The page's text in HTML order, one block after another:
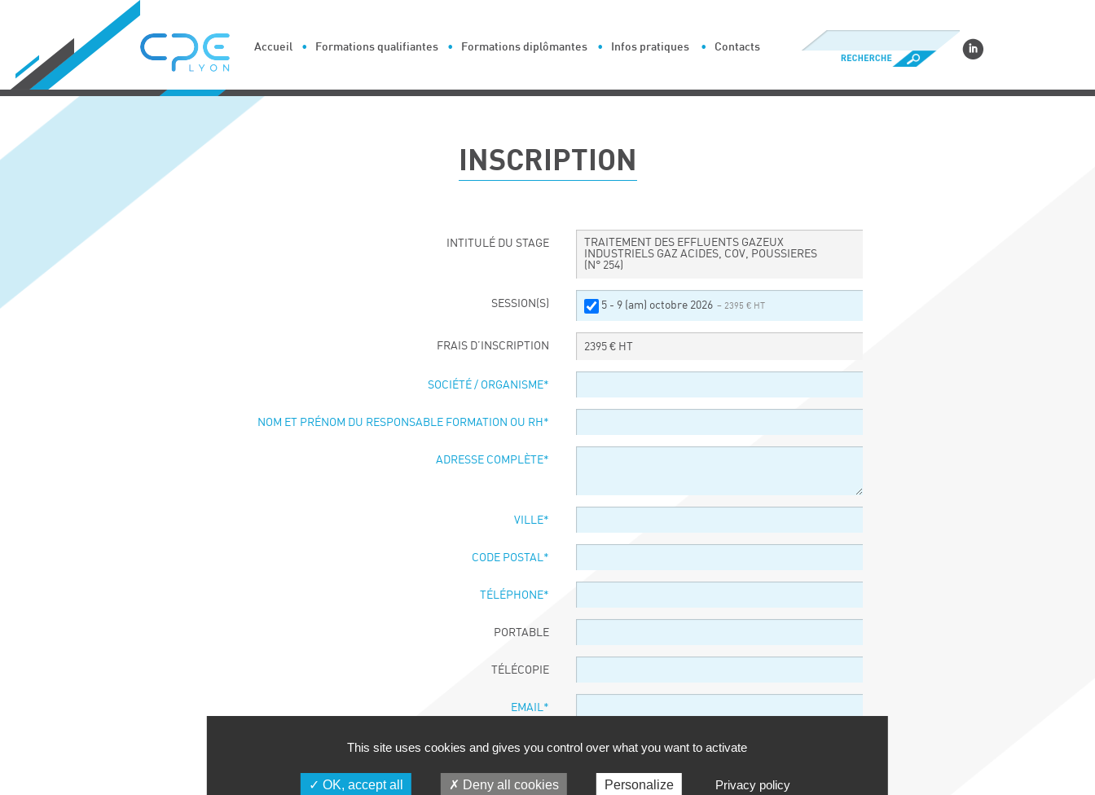
Accueil Formations qualifiantes Formations diplômantes Infos pratiques Contacts
INSCRIPTION
INTITULÉ DU STAGE
TRAITEMENT DES EFFLUENTS GAZEUX
INDUSTRIELS GAZ ACIDES, COV, POUSSIERES
(N° 254)
SESSION(S) 5 - 9 (am) octobre 2026 – 2395 € HT
FRAIS D’INSCRIPTION 2395 € HT
SOCIÉTÉ / ORGANISME*
NOM ET PRÉNOM DU RESPONSABLE FORMATION OU RH *
ADRESSE COMPLÈTE*
VILLE*
CODE POSTAL*
TÉLÉPHONE*
PORTABLE
TÉLÉCOPIE
EMAIL*
Cookies management panel
This site uses cookies and gives you control over what you want to activate
OK, accept all Deny all cookies Personalize Privacy policy